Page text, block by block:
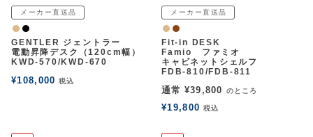
メーカー直送品
ナチュラル
黒
GENTLER ジェントラー
電動昇降デスク（120cm幅）
KWD-570/KWD-670
¥108,000 税込
メーカー直送品
ナチュラル
ウォルナット
Fit-in DESK
Famio ファミオ
キャビネットシェルフ
FDB-810/FDB-811
通常 ¥39,800 のところ
¥19,800 税込